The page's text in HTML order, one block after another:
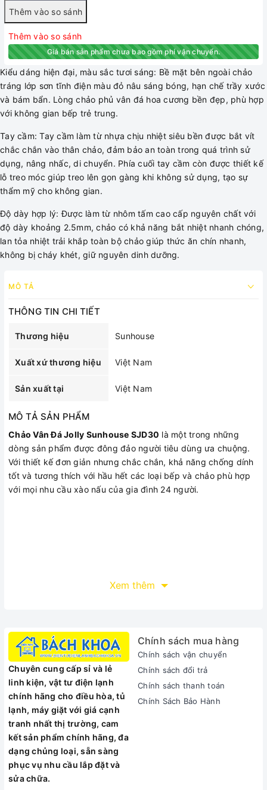
Thêm vào so sánh
Giá bán sản phẩm chưa bao gồm phí vận chuyển.
Kiểu dáng hiện đại, màu sắc tươi sáng: Bề mặt bên ngoài chảo
tráng lớp sơn tĩnh điện màu đỏ nâu sáng bóng, hạn chế trầy xước
và bám bẩn. Lòng chảo phủ vân đá hoa cương bền đẹp, phù hợp
với không gian bếp trẻ trung.
Tay cầm: Tay cầm làm từ nhựa chịu nhiệt siêu bền được bắt vít
chắc chắn vào thân chảo, đảm bảo an toàn trong quá trình sử
dụng, nâng nhấc, di chuyển. Phía cuối tay cầm còn được thiết kế
lỗ treo móc giúp treo lên gọn gàng khi không sử dụng, tạo sự
thẩm mỹ cho không gian.
Độ dày hợp lý: Được làm từ nhôm tấm cao cấp nguyên chất với
độ dày khoảng 2.5mm, chảo có khả năng bắt nhiệt nhanh chóng,
lan tỏa nhiệt trải khắp toàn bộ chảo giúp thức ăn chín nhanh,
không bị cháy khét, giữ nguyên dinh dưỡng.
MÔ TẢ
THÔNG TIN CHI TIẾT
Thương hiệu Sunhouse
Xuất xứ thương hiệu Việt Nam
Sản xuất tại Việt Nam
MÔ TẢ SẢN PHẨM
Chảo Vân Đá Jolly Sunhouse SJD30 là một trong những
dòng sản phẩm được đông đảo người tiêu dùng ưa chuộng.
Với thiết kế đơn giản nhưng chắc chắn, khả năng chống dính
tốt và tương thích với hầu hết các loại bếp và chảo phù hợp
với mọi nhu cầu xào nấu của gia đình 24 người.
Xem thêm
Chuyên cung cấp sỉ và lẻ
linh kiện, vật tư điện lạnh
chính hãng cho điều hòa, tủ
lạnh, máy giặt với giá cạnh
tranh nhất thị trường, cam
kết sản phẩm chính hãng, đa
dạng chủng loại, sẵn sàng
phục vụ nhu cầu lắp đặt và
sửa chữa.
Chính sách mua hàng
Chính sách vận chuyển
Chính sách đổi trả
Chính sách thanh toán
Chính Sách Bảo Hành